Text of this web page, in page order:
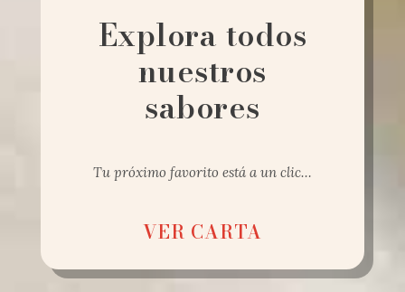
Explora todos
nuestros
sabores
Tu próximo favorito está a un clic…
VER CARTA